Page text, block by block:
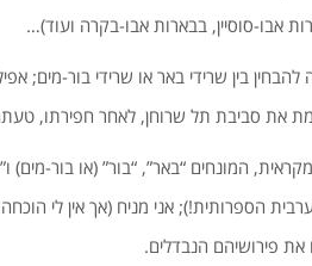
אבו-סוסיין, בבארות אבו-בקרה ועוד)…
בין שרידי באר או שרידי בור-מים;
המונחים “באר”, “בור” (או בור-מים)
הספרותית!); אני מניח (אך אין לי
פירושיהם הנבדלים.